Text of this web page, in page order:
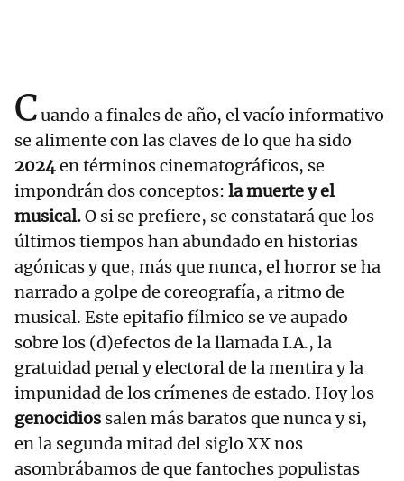
Cuando a finales de año, el vacío informativo
se alimente con las claves de lo que ha sido
2024en términos cinematográficos, se
impondrán dos conceptos: la muerte y el
musical.O si se prefiere, se constatará que los
últimos tiempos han abundado en historias
agónicas y que, más que nunca, el horror se ha
narrado a golpe de coreografía, a ritmo de
musical. Este epitafio fílmico se ve aupado
sobre los (d)efectos de la llamada I.A., la
gratuidad penal y electoral de la mentira y la
impunidad de los crímenes de estado. Hoy los
genocidios salen más baratos que nunca y si,
en la segunda mitad del siglo XX nos
asombrábamos de que fantoches populistas